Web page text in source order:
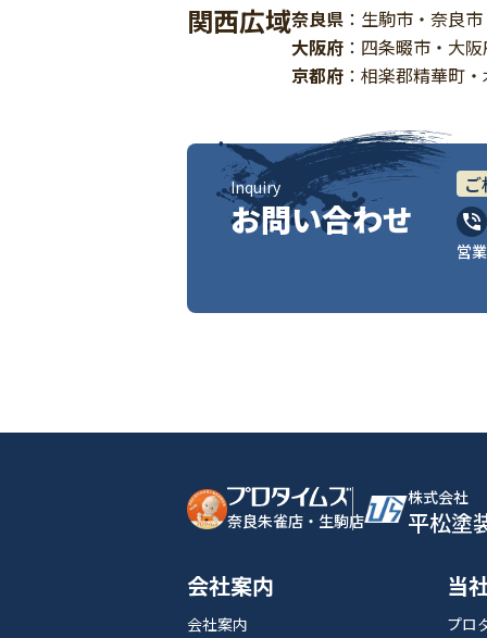
関西広域奈良県 ：生駒市・奈良
大阪府 ：四条畷市・大
京都府 ：相楽郡精華町
お問い合わせ
Inquiry
営
奈良朱雀店・生駒店
株式会社
平松塗
会社案内
会社案内
当
プロ